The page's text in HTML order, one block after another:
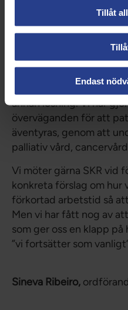
Tillåt
Endast
Allmänheten ser vår
arbetstidsförkortning. 7
Novus-undersökning.
åtgärd ett fackförbund
annan lösning. Vi har
överväganden för att
äventyras, genom att
palliativ vård,
Vi möter gärna SKR vid
konkreta förslag om hur
förkortad arbetstid så
Men vi har fått nog av
som ger oss en klapp
”vi fortsätter som
Sineva Ribeiro,